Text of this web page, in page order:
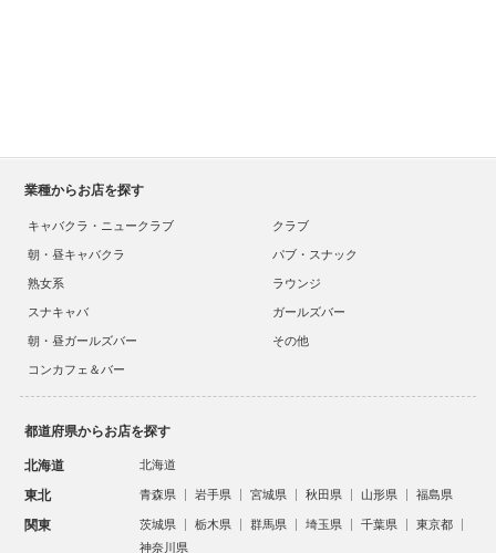
業種からお店を探す
キャバクラ・ニュークラブ
クラブ
朝・昼キャバクラ
パブ・スナック
熟女系
ラウンジ
スナキャバ
ガールズバー
朝・昼ガールズバー
その他
コンカフェ＆バー
都道府県からお店を探す
北海道 北海道
東北 青森県 岩手県 宮城県 秋田県 山形県 福島県
関東 茨城県 栃木県 群馬県 埼玉県 千葉県
東京都
神奈川県